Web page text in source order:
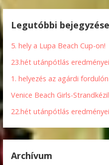
Legutóbbi
5. hely a Lupa Beach Cup-on!
23.hét utánpótlás eredményei
1. helyezés az agárdi fordulón
Venice Beach Girls-
22.hét utánpótlás eredményei
Archívum